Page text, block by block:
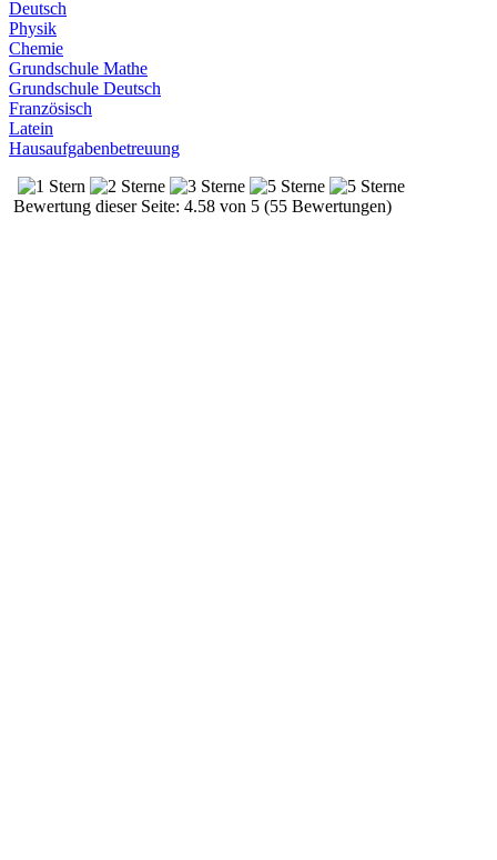
Deutsch
Physik
Chemie
Grundschule Mathe
Grundschule Deutsch
Französisch
Latein
Hausaufgabenbetreuung
Bewertung dieser Seite: 4.58 von 5 (55 Bewertungen)